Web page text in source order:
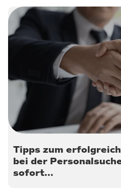
20. Dezember 2022
Tipps zum
bei der
sofort...